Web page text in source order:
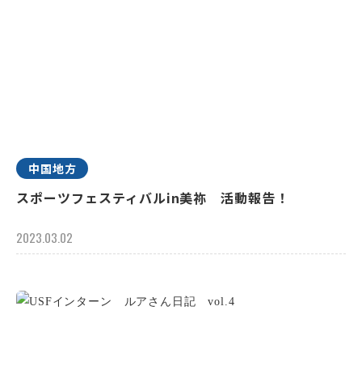
中国地方
スポーツフェスティバルin美祢 活動報告！
2023.03.02